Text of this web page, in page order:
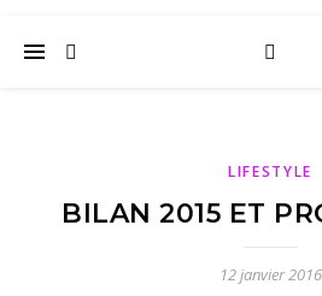
LIFESTYLE
BILAN 2015 ET
12 janvier 2016